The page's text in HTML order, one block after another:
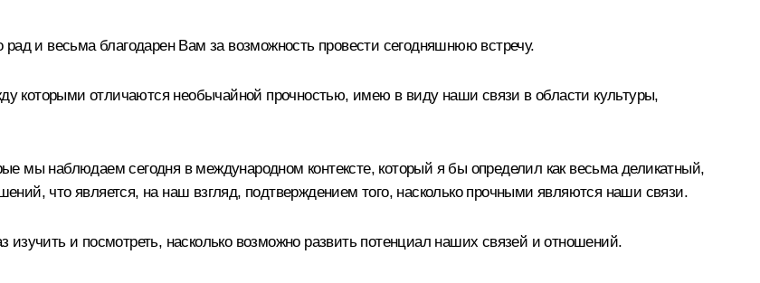
рад и весьма благодарен Вам за возможность провести сегодняшнюю встречу.
которыми отличаются необычайной прочностью, имею в виду наши связи в области культуры,
мы наблюдаем сегодня в международном контексте, который я бы определил как весьма деликатный,
что является, на наш взгляд, подтверждением того, насколько прочными являются наши связи.
и посмотреть, насколько возможно развить потенциал наших связей и отношений.